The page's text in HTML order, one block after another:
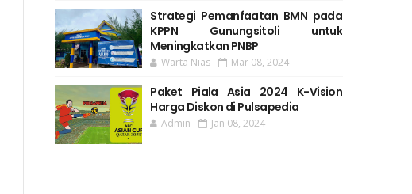
Strategi Pemanfaatan BMN pada
KPPN Gunungsitoli untuk
Meningkatkan PNBP
Warta Nias Mar 08, 2024
Paket Piala Asia 2024 K-Vision
Harga Diskon di Pulsapedia
Admin Jan 08, 2024